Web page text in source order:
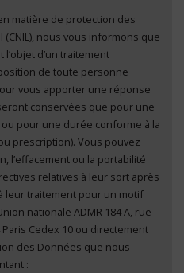
je consens au traitement
personnel *
matière de protection des
nous vous informons que
d’un traitement
vous apporter une réponse
conservées que pour une
pour une durée conforme à la
prescription). Vous pouvez
l’effacement ou la portabilité
relatives à leur sort après
leur traitement pour un motif
nationale ADMR 184 A, rue
Cedex 10 ou directement
des Données que nous
: